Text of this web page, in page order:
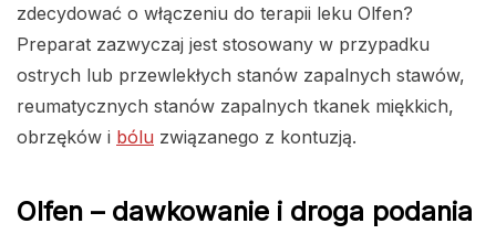
zdecydować o włączeniu do terapii leku Olfen?
Preparat zazwyczaj jest stosowany w przypadku
ostrych lub przewlekłych stanów zapalnych stawów,
reumatycznych stanów zapalnych tkanek miękkich,
obrzęków i bólu związanego z kontuzją.
Olfen – dawkowanie i droga podania